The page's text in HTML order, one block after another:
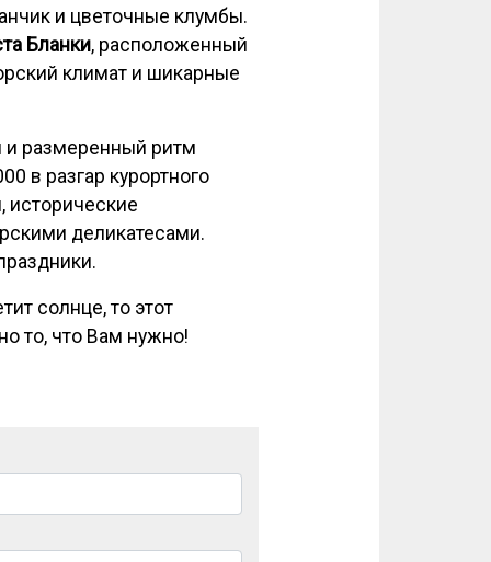
и цветочные клумбы.
Бланки, расположенный
климат и шикарные
размеренный ритм
в разгар курортного
исторические
деликатесами.
солнце, то этот
то, что Вам нужно!